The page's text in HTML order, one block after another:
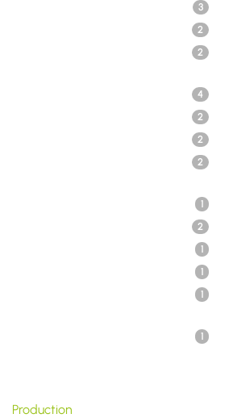
3
2
2
4
2
2
2
1
2
1
1
1
1
Production